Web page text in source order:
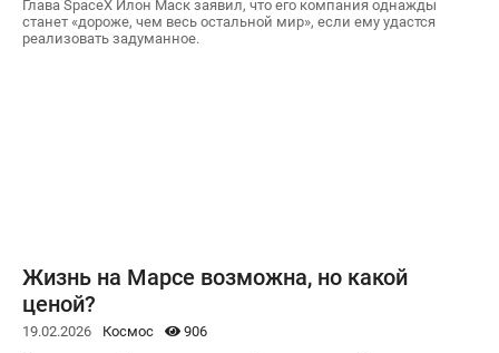
Глава SpaceX Илон Маск заявил, что его компания однажды
станет «дороже, чем весь остальной мир», если ему удастся
реализовать задуманное.
Жизнь на Марсе возможна, но какой
ценой?
19.02.2026 Космос
906